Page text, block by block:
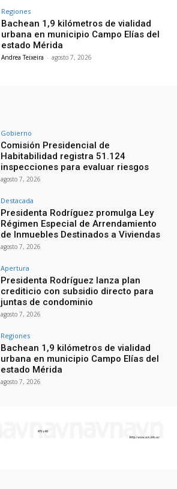
Regiones
Bachean 1,9 kilómetros de vialidad
urbana en municipio Campo Elías del
estado Mérida
Andrea Teixeira - agosto 7, 2026
Gobierno
Comisión Presidencial de
Habitabilidad registra 51.124
inspecciones para evaluar riesgos
agosto 7, 2026
Destacada
Presidenta Rodríguez promulga Ley
Régimen Especial de Arrendamiento
de Inmuebles Destinados a Viviendas
agosto 7, 2026
Apertura
Presidenta Rodríguez lanza plan
crediticio con subsidio directo para
juntas de condominio
agosto 7, 2026
Regiones
Bachean 1,9 kilómetros de vialidad
urbana en municipio Campo Elías del
estado Mérida
agosto 7, 2026